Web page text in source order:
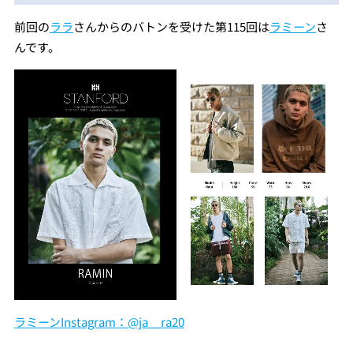
前回のララさんからのバトンを受けた第115回はラミーンさ
んです。
ラミーンInstagram：@ja__ra20